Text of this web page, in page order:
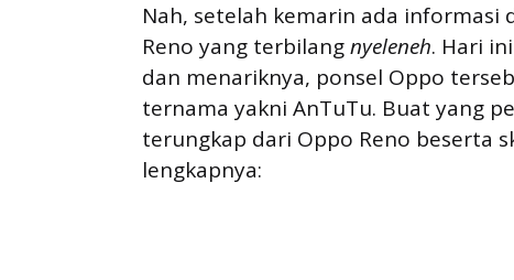
Nah, setelah kemarin ada informasi
Reno yang terbilangnyeleneh. Hari
dan menariknya, ponsel Oppo
ternama yakni AnTuTu. Buat yang
terungkap dari Oppo Reno beserta
lengkapnya: